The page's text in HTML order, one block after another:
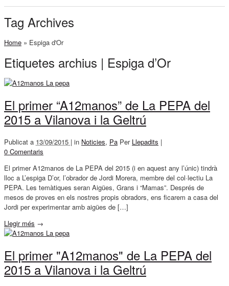
Tag Archives
Home » Espiga d'Or
Etiquetes archius | Espiga d’Or
El primer “A12manos” de La PEPA del
2015 a Vilanova i la Geltrú
Publicat a 13/09/2015 | in Noticies, Pa Per Llepadits |
0 Comentaris
El primer A12manos de La PEPA del 2015 (i en aquest any l’únic) tindrà
lloc a L’espiga D’or, l’obrador de Jordi Morera, membre del col·lectiu La
PEPA. Les temàtiques seran Aigües, Grans i “Mamas”. Després de
mesos de proves en els nostres propis obradors, ens ficarem a casa del
Jordi per experimentar amb aigües de […]
Llegir més →
El primer "A12manos" de La PEPA del
2015 a Vilanova i la Geltrú